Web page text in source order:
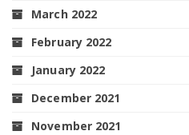
March 2022
February 2022
January 2022
December 2021
November 2021